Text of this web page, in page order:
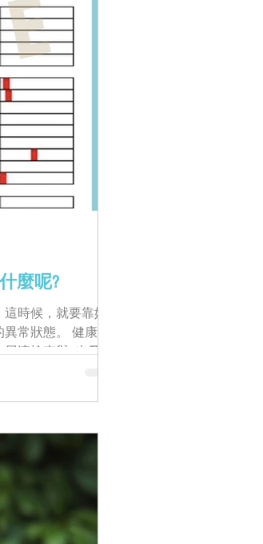
麼呢?
時候，就要靠奴
常狀態。 健康檢
液檢查與X光及超